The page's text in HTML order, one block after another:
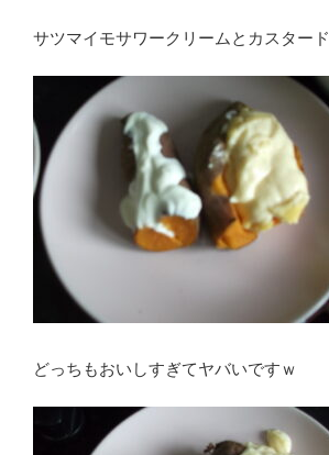
サツマイモサワークリームとカスタード
どっちもおいしすぎてヤバいですｗ